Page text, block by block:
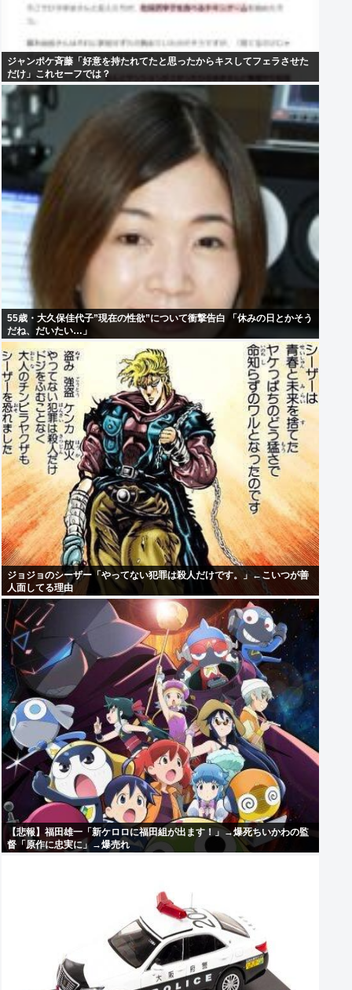
ジャンポケ斉藤「好意を持たれてたと思ったからキスしてフェラさせた
だけ」これセーフでは？
55歳・大久保佳代子”現在の性欲”について衝撃告白 「休みの日とかそう
だね、だいたい…」
ジョジョのシーザー「やってない犯罪は殺人だけです。」←こいつが善
人面してる理由
【悲報】福田雄一「新ケロロに福田組が出ます！」→爆死ちいかわの監
督「原作に忠実に」→爆売れ